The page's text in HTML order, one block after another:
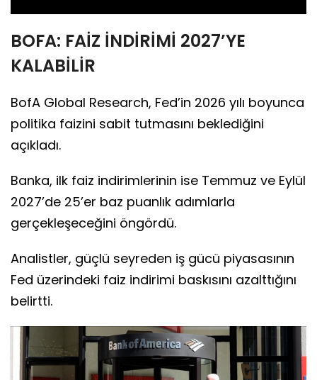
BOFA: FAİZ İNDİRİMİ 2027’YE
KALABİLİR
BofA Global Research, Fed’in 2026 yılı boyunca
politika faizini sabit tutmasını beklediğini
açıkladı.
Banka, ilk faiz indirimlerinin ise Temmuz ve Eylül
2027’de 25’er baz puanlık adımlarla
gerçekleşeceğini öngördü.
Analistler, güçlü seyreden iş gücü piyasasının
Fed üzerindeki faiz indirimi baskısını azalttığını
belirtti.